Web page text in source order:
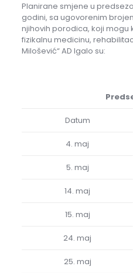
Planirane smjene u
godini, sa ugovorenim
njihovih porodica, koji mogu
fizikalnu medicinu,
Milošević“ AD Igalo su:
Datum
4. maj
5. maj
14. maj
15. maj
24. maj
25. maj